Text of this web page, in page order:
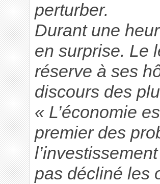
perturber.
Durant une
en surprise. Le
réserve à ses
discours des
« L’économie
premier des
pas décliné les